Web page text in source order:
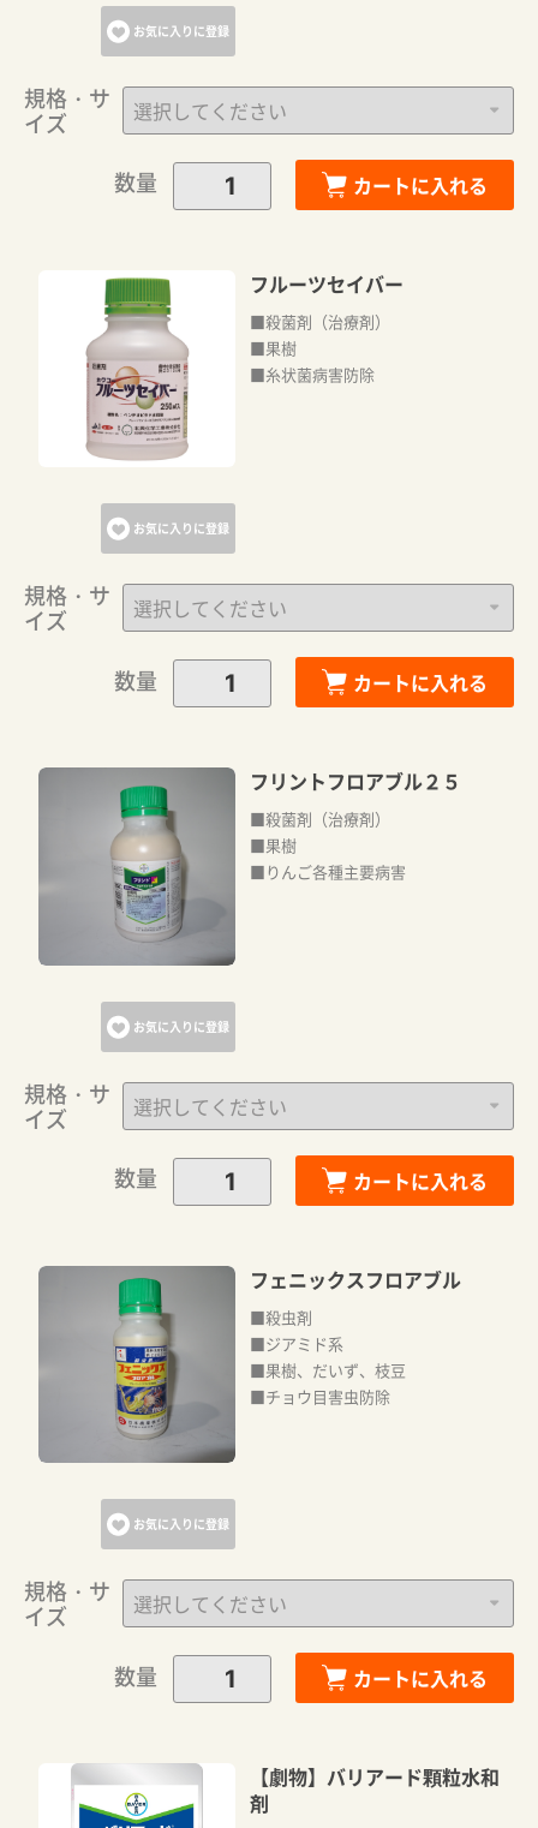
お気に入りに登録
規格・サ
イズ
数量
カートに入れる
お気に入りに登録
フルーツセイバー
■殺菌剤（治療剤）
■果樹
■糸状菌病害防除
規格・サ
イズ
数量
カートに入れる
お気に入りに登録
フリントフロアブル２５
■殺菌剤（治療剤）
■果樹
■りんご各種主要病害
規格・サ
イズ
数量
カートに入れる
お気に入りに登録
フェニックスフロアブル
■殺虫剤
■ジアミド系
■果樹、だいず、枝豆
■チョウ目害虫防除
規格・サ
イズ
数量
カートに入れる
【劇物】バリアード顆粒水和
剤